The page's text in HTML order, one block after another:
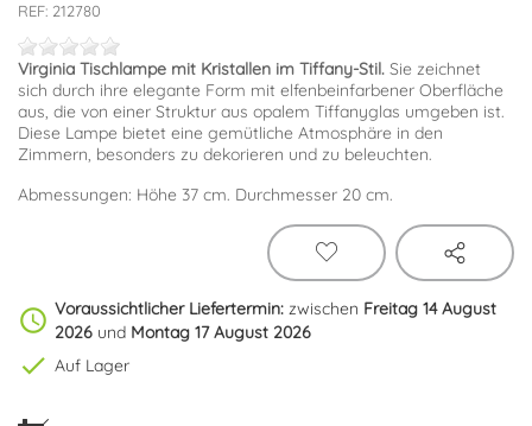
REF: 212780
Virginia Tischlampe mit Kristallen im Tiffany-Stil. Sie zeichnet
sich durch ihre elegante Form mit elfenbeinfarbener Oberfläche
aus, die von einer Struktur aus opalem Tiffanyglas umgeben ist.
Diese Lampe bietet eine gemütliche Atmosphäre in den
Zimmern, besonders zu dekorieren und zu beleuchten.
Abmessungen: Höhe 37 cm. Durchmesser 20 cm.
schedule Voraussichtlicher Liefertermin: zwischen Freitag 14 August
2026 und Montag 17 August 2026
check Auf Lager